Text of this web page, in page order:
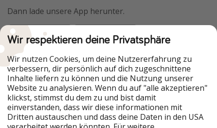
Dann lade unsere App herunter.
Urlaubspiraten ist Teil der HolidayPirates Group
Unsere Märkte
PiratinViaggio
HolidayPirates
VakantiePiraten
WakacyjniPiraci
VoyagesPirates
Ferienpiraten
Urlaubspiraten
ViajerosPiratas
Wir respektieren deine Privatsphäre
Wir nutzen Cookies, um deine Nutzererfahrung zu
verbessern, dir persönlich auf dich zugeschnittene
Inhalte liefern zu können und die Nutzung unserer
Website zu analysieren. Wenn du auf "alle akzeptieren"
klickst, stimmst du dem zu und bist damit
einverstanden, dass wir diese informationen mit
Dritten austauschen und dass deine Daten in den USA